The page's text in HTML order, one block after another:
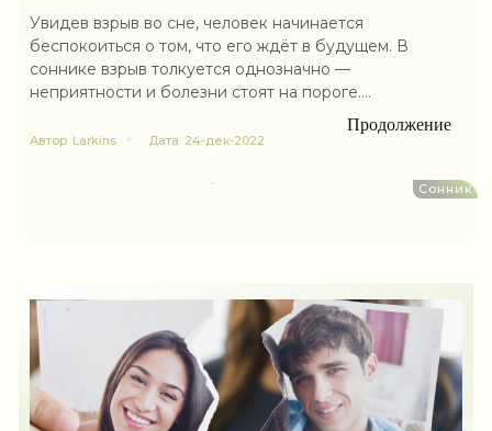
Увидев взрыв во сне, человек начинается
беспокоиться о том, что его ждёт в будущем. В
соннике взрыв толкуется однозначно —
неприятности и болезни стоят на пороге....
Продолжение
Автор Larkins Дата 24-дек-2022
Сонник